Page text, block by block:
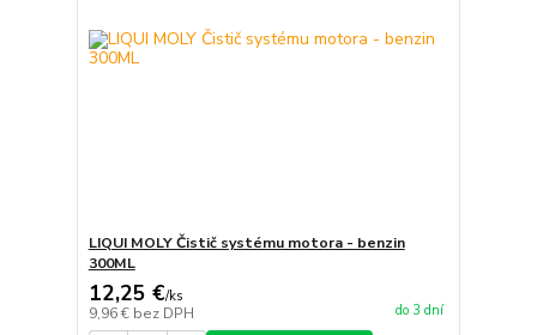
LIQUI MOLY Čistič systému motora - benzin
300ML
12,25 €/ks
9,96 € bez DPH do 3 dní